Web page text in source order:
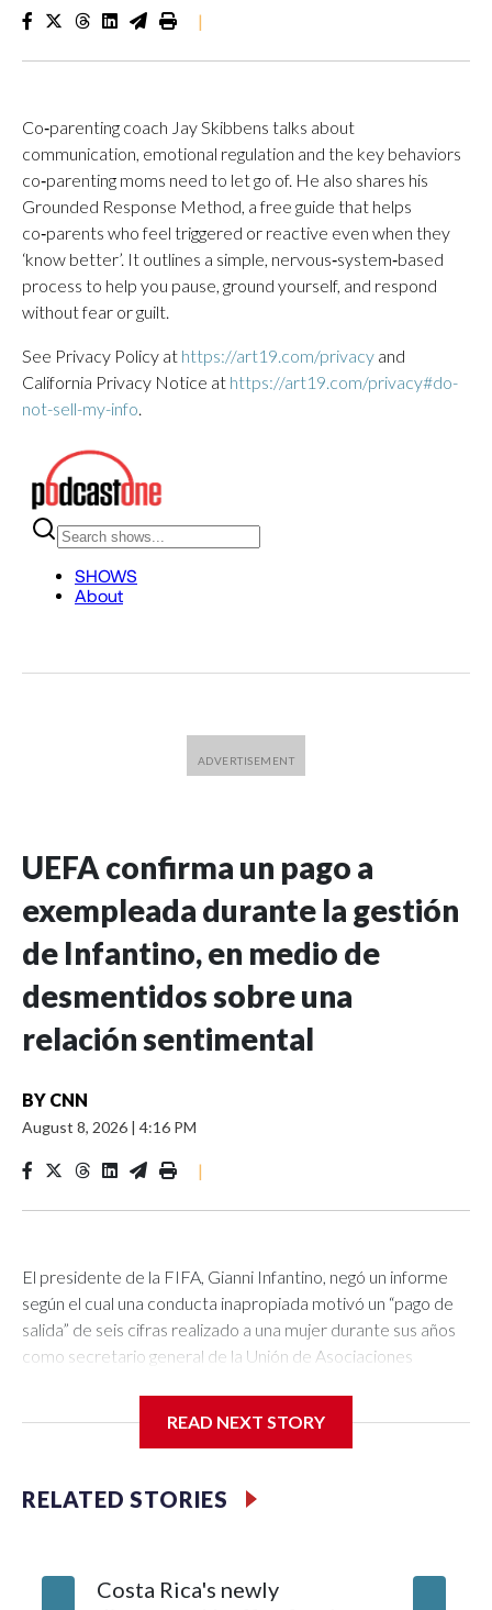
|
Co‑parenting coach Jay Skibbens talks about
communication, emotional regulation and the key behaviors
co‑parenting moms need to let go of. He also shares his
Grounded Response Method, a free guide that helps
co‑parents who feel triggered or reactive even when they
‘know better’. It outlines a simple, nervous‑system‑based
process to help you pause, ground yourself, and respond
without fear or guilt.
See Privacy Policy at https://art19.com/privacy and
California Privacy Notice at https://art19.com/privacy#do-
not-sell-my-info.
UEFA confirma un pago a
exempleada durante la gestión
de Infantino, en medio de
desmentidos sobre una
relación sentimental
BY CNN
August 8, 2026 | 4:16 PM
|
El presidente de la FIFA, Gianni Infantino, negó un informe
según el cual una conducta inapropiada motivó un “pago de
salida” de seis cifras realizado a una mujer durante sus años
como secretario general de la Unión de Asociaciones
irregular en ese momento, desde entonces las regulaciones
Telegraph fue el primero en informar sobre las acusaciones
de que la mujer recibió el pago debido a una relación
son categóricamente falsas”, declaró un portavoz de la FIFA
READ NEXT STORY
RELATED STORIES
Costa Rica's newly